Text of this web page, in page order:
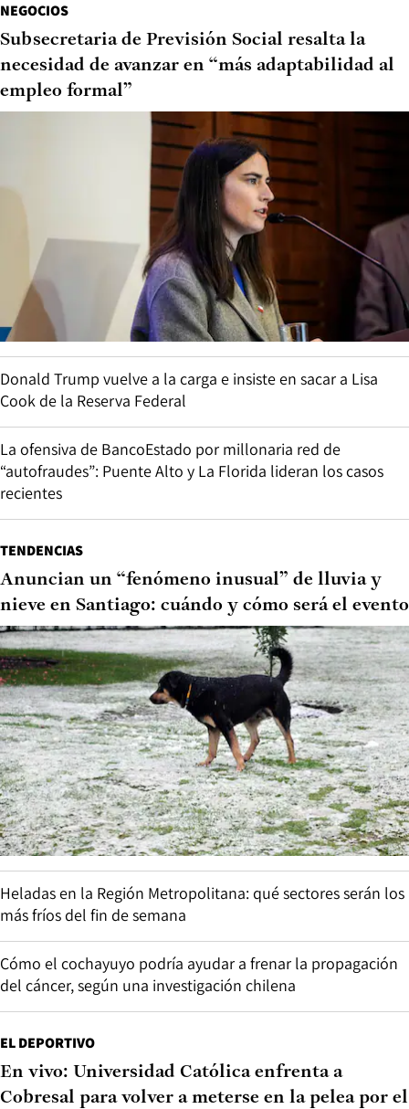
NEGOCIOS
Subsecretaria de Previsión Social resalta la
necesidad de avanzar en “más adaptabilidad al
empleo formal”
Donald Trump vuelve a la carga e insiste en sacar a Lisa
Cook de la Reserva Federal
La ofensiva de BancoEstado por millonaria red de
“autofraudes”: Puente Alto y La Florida lideran los casos
recientes
TENDENCIAS
Anuncian un “fenómeno inusual” de lluvia y
nieve en Santiago: cuándo y cómo será el evento
Heladas en la Región Metropolitana: qué sectores serán los
más fríos del fin de semana
Cómo el cochayuyo podría ayudar a frenar la propagación
del cáncer, según una investigación chilena
EL DEPORTIVO
En vivo: Universidad Católica enfrenta a
Cobresal para volver a meterse en la pelea por el